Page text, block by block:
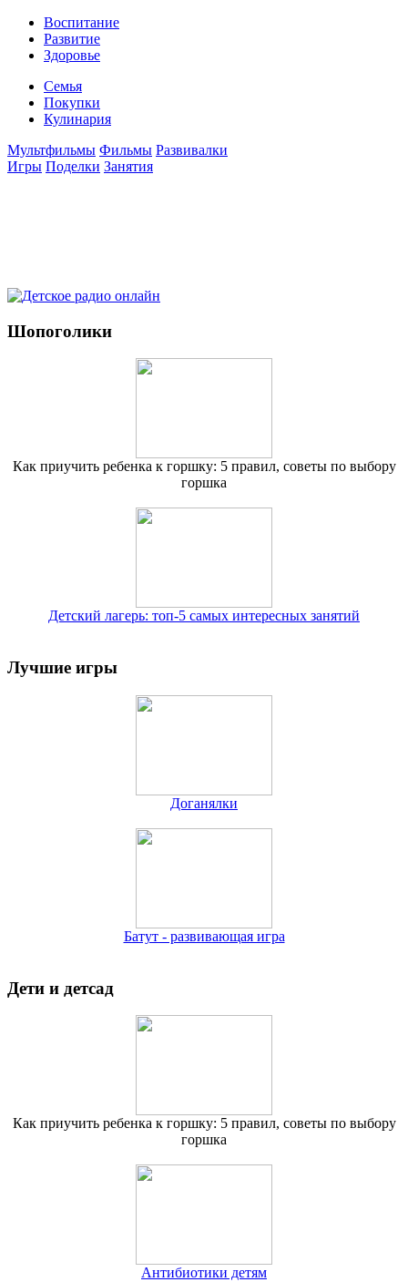
Воспитание
Развитие
Здоровье
Семья
Покупки
Кулинария
Мультфильмы Фильмы Развивалки
Игры Поделки Занятия
Шопоголики
Как приучить ребенка к горшку: 5 правил, советы по выбору
горшка
Детский лагерь: топ-5 самых интересных занятий
Лучшие игры
Доганялки
Батут - развивающая игра
Дети и детсад
Как приучить ребенка к горшку: 5 правил, советы по выбору
горшка
Антибиотики детям